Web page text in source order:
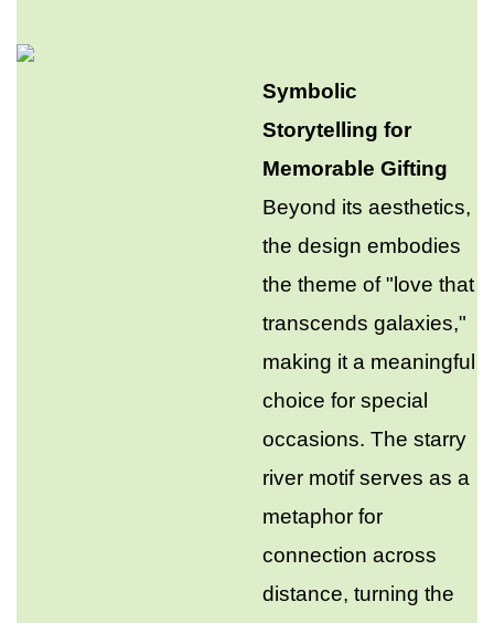
Symbolic
Storytelling for
Memorable Gifting
Beyond its aesthetics,
the design embodies
the theme of "love that
transcends galaxies,"
making it a meaningful
choice for special
occasions. The starry
river motif serves as a
metaphor for
connection across
distance, turning the